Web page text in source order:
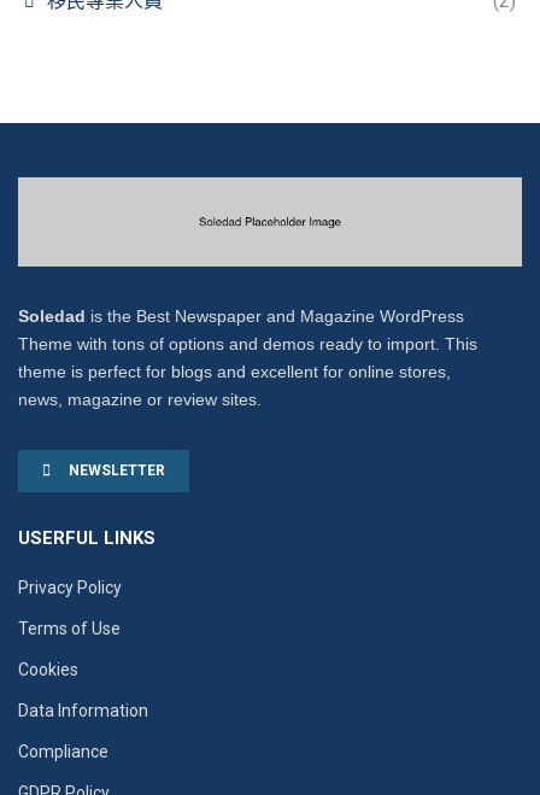
Soledad is the Best Newspaper and Magazine WordPress
Theme with tons of options and demos ready to import. This
theme is perfect for blogs and excellent for online stores,
news, magazine or review sites.
NEWSLETTER
USERFUL LINKS
Privacy Policy
Terms of Use
Cookies
Data Information
Compliance